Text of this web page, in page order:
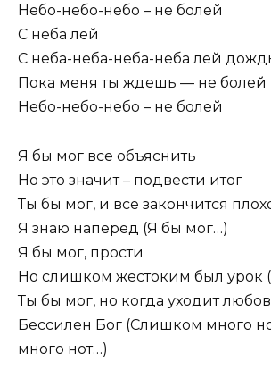
Небо-небо-небо – не болей
С неба лей
С неба-неба-неба-неба лей
Пока меня ты ждешь — не болей
Небо-небо-небо – не болей
Я бы мог все объяснить
Но это значит – подвести итог
Ты бы мог, и все закончится
Я знаю наперед (Я бы мог…)
Я бы мог, прости
Но слишком жестоким был урок
Ты бы мог, но когда уходит
Бессилен Бог (Слишком много
много нот…)